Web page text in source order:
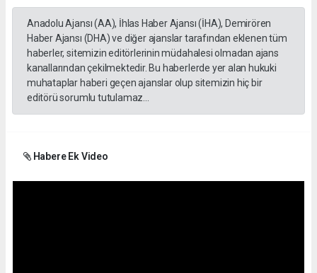
Anadolu Ajansı (AA), İhlas Haber Ajansı (İHA), Demirören
Haber Ajansı (DHA) ve diğer ajanslar tarafından eklenen tüm
haberler, sitemizin editörlerinin müdahalesi olmadan ajans
kanallarından çekilmektedir. Bu haberlerde yer alan hukuki
muhataplar haberi geçen ajanslar olup sitemizin hiç bir
editörü sorumlu tutulamaz...
Habere Ek Video